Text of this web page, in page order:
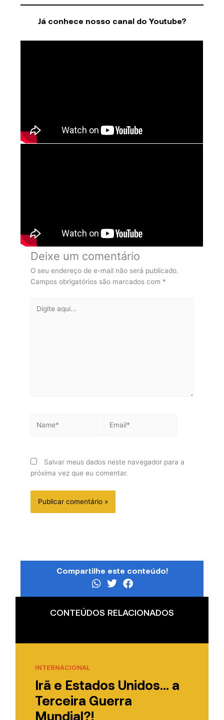
Já conhece nosso canal do Youtube?
Deixe um comentário
O seu endereço de e-mail não será publicado.
Campos obrigatórios são marcados com *
aqui...
Salvar meus dados neste navegador para a
próxima vez que eu comentar.
Compartilhe este conteúdo!
CONTEÚDOS RELACIONADOS
INTERNACIONAL
Irã e Estados Unidos… a
Terceira Guerra
Mundial?!